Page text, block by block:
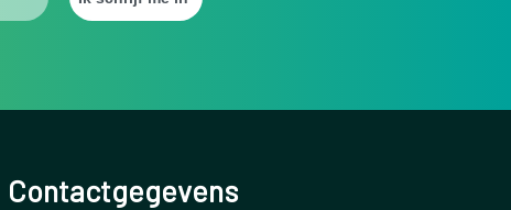
Contactgegevens